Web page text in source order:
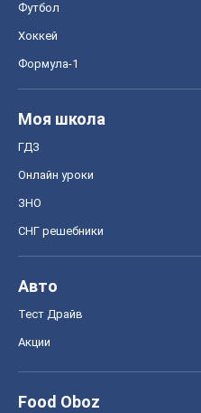
Футбол
Хоккей
Формула-1
Моя школа
ГДЗ
Онлайн уроки
ЗНО
СНГ решебники
Авто
Тест Драйв
Акции
Food Oboz